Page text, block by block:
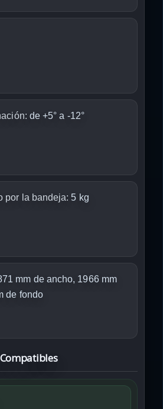
de +5° a -12°
por la bandeja: 5 kg
mm de ancho, 1966 mm
de fondo